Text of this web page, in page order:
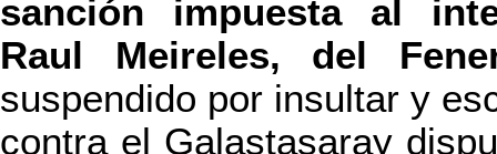
sanción impuesta al
Raul Meireles, del
suspendido por insultar y
contra el Galastasaray